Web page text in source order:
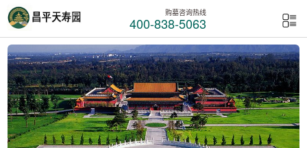
购墓咨询热线
400-838-5063